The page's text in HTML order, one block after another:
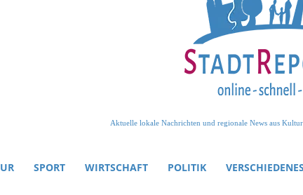
Aktuelle lokale Nachrichten und regionale News aus
SPORT WIRTSCHAFT POLITIK VERSCHIEDENES